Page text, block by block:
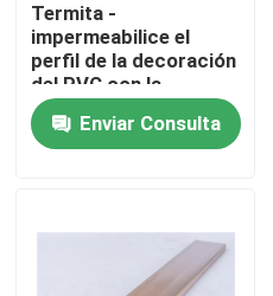
En casa
Productos
Termita -
impermeabilice el
perfil de la decoración
del PVC con la
superficie natural de
la transferencia
caliente
Enviar Consulta